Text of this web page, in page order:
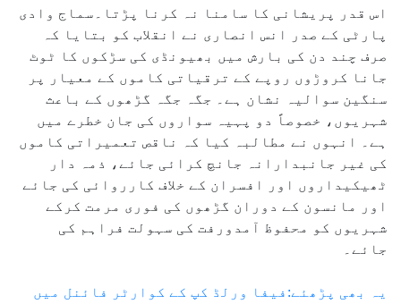
اس قدر پریشانی کا سامنا نہ کرنا پڑتا۔سماج وادی
پارٹی کے صدر انس انصاری نے انقلاب کو بتایا کہ
صرف چند دن کی بارش میں بھیونڈی کی سڑکوں کا ٹوٹ
جانا کروڑوں روپے کے ترقیاتی کاموں کے معیار پر
سنگین سوالیہ نشان ہے۔ جگہ جگہ گڑھوں کے باعث
شہریوں، خصوصاً دو پہیہ سواروں کی جان خطرے میں
ہے۔ انہوں نے مطالبہ کیا کہ ناقص تعمیراتی کاموں
کی غیر جانبدارانہ جانچ کرائی جائے، ذمہ دار
ٹھیکیداروں اور افسران کے خلاف کارروائی کی جائے
اور مانسون کے دوران گڑھوں کی فوری مرمت کرکے
شہریوں کو محفوظ آمدورفت کی سہولت فراہم کی
جائے۔
یہ بھی پڑھئے:فیفا ورلڈ کپ کے کوارٹر فائنل میں